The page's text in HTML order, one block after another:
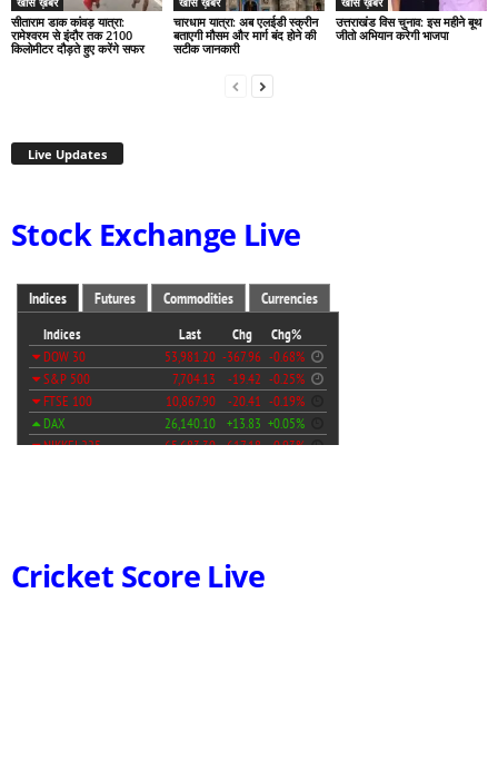
सीताराम डाक कांवड़ यात्रा:
रामेश्वरम से इंदौर तक 2100
किलोमीटर दौड़ते हुए करेंगे सफर
चारधाम यात्रा: अब एलईडी स्क्रीन
बताएगी मौसम और मार्ग बंद होने की
सटीक जानकारी
उत्तराखंड विस चुनाव: इस महीने बूथ
जीतो अभियान करेगी भाजपा
Live Updates
Stock Exchange Live
Cricket Score Live